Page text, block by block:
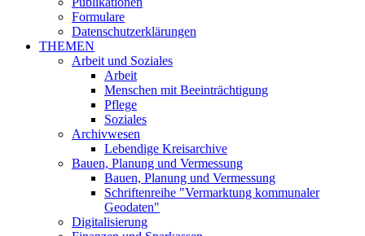
Formulare
Datenschutzerklärungen
THEMEN
Arbeit und Soziales
Arbeit
Menschen mit Beeinträchtigung
Pflege
Soziales
Archivwesen
Lebendige Kreisarchive
Bauen, Planung und Vermessung
Bauen, Planung und Vermessung
Schriftenreihe "Vermarktung kommunaler
Geodaten"
Digitalisierung